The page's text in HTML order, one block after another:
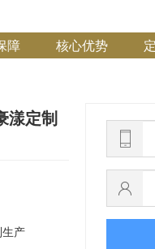
障 核心优势
定制
生产